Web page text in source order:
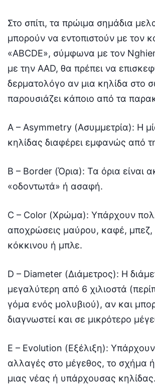
Στο σπίτι, τα πρώιμα σημάδια
μπορούν να εντοπιστούν με τον
«ABCDE», σύμφωνα με τον
με την AAD, θα πρέπει να
δερματολόγο αν μια κηλίδα στο
παρουσιάζει κάποιο από τα
A – Asymmetry (Ασυμμετρία): Η
κηλίδας διαφέρει εμφανώς από
B – Border (Όρια): Τα όρια είναι
«οδοντωτά» ή ασαφή.
C – Color (Χρώμα): Υπάρχουν
αποχρώσεις μαύρου, καφέ, μπεζ,
κόκκινου ή μπλε.
D – Diameter (Διάμετρος): Η
μεγαλύτερη από 6 χιλιοστά
γόμα ενός μολυβιού), αν και
διαγνωστεί και σε μικρότερο
E – Evolution (Εξέλιξη):
αλλαγές στο μέγεθος, το σχήμα
μιας νέας ή υπάρχουσας